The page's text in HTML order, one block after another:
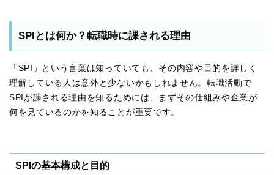
SPIとは何か？転職時に課される理由
「SPI」という言葉は知っていても、その内容や目的を詳しく
理解している人は意外と少ないかもしれません。転職活動で
SPIが課される理由を知るためには、まずその仕組みや企業が
何を見ているのかを知ることが重要です。
SPIの基本構成と目的